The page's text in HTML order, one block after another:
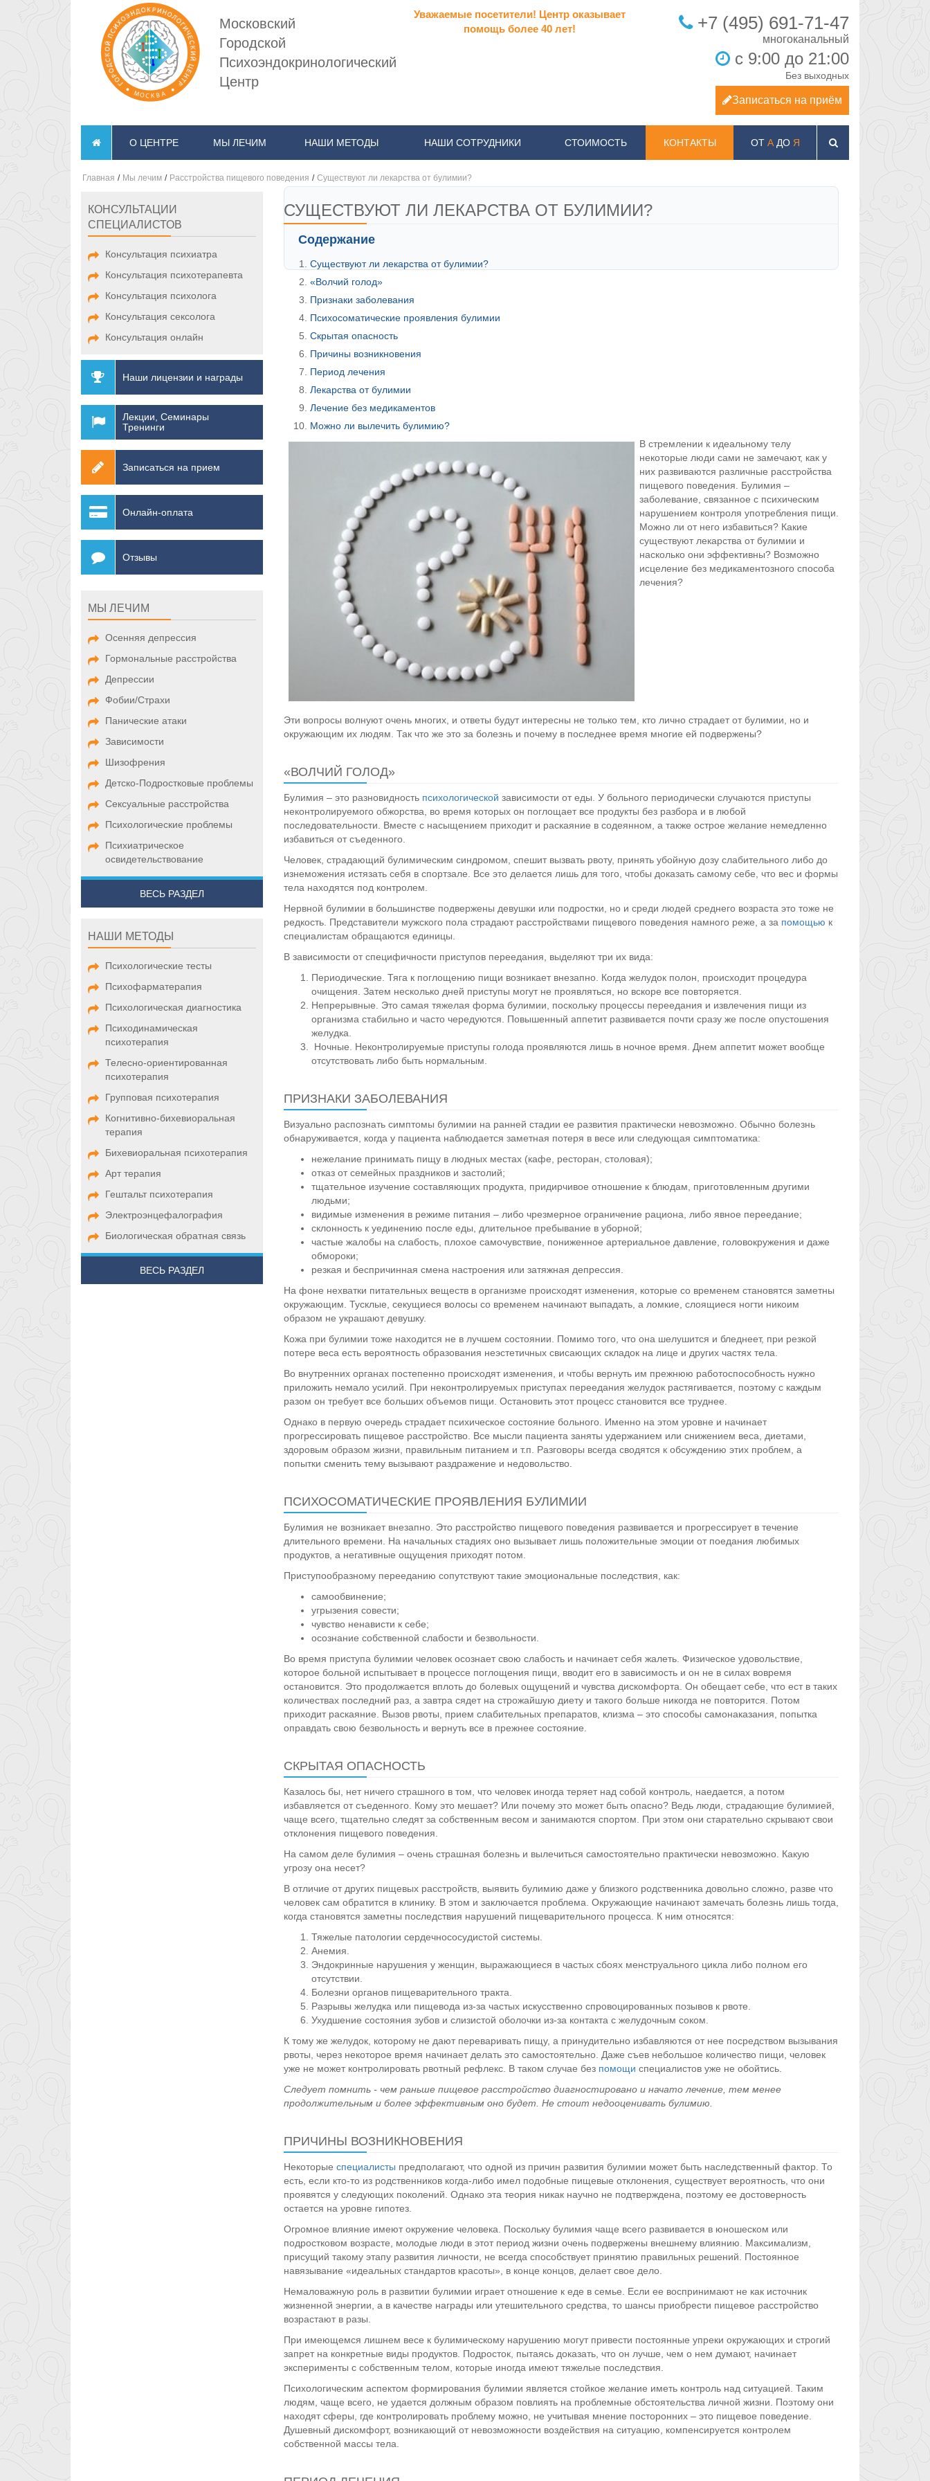
Московский
Городской
Психоэндокринологический
Центр
Уважаемые посетители! Центр оказывает
помощь более 40 лет!
+7 (495) 691-71-47
с 9:00 до 21:00
Без выходных
Записаться на приём
О ЦЕНТРЕ МЫ ЛЕЧИМ НАШИ МЕТОДЫ НАШИ СОТРУДНИКИ СТОИМОСТЬ КОНТАКТЫ ОТ АДО Я
Главная / Мы лечим / Расстройства пищевого поведения / Существуют ли лекарства от булимии?
КОНСУЛЬТАЦИИ
СПЕЦИАЛИСТОВ
Консультация психиатра
Консультация психотерапевта
Консультация психолога
Консультация сексолога
Консультация онлайн
Наши лицензии и награды
Лекции, Семинары
Тренинги
Записаться на прием
Онлайн-оплата
Отзывы
МЫ ЛЕЧИМ
Осенняя депрессия
Гормональные расстройства
Депрессии
Фобии/Страхи
Панические атаки
Зависимости
Шизофрения
Детско-Подростковые проблемы
Сексуальные расстройства
Психологические проблемы
Психиатрическое
освидетельствование
ВЕСЬ РАЗДЕЛ
НАШИ МЕТОДЫ
Психологические тесты
Психофарматерапия
Психологическая диагностика
Психодинамическая
психотерапия
Телесно-ориентированная
психотерапия
Групповая психотерапия
Когнитивно-бихевиоральная
терапия
Бихевиоральная психотерапия
Арт терапия
Гештальт психотерапия
Электроэнцефалография
Биологическая обратная связь
ВЕСЬ РАЗДЕЛ
СУЩЕСТВУЮТ ЛИ ЛЕКАРСТВА ОТ БУЛИМИИ?
Содержание
Существуют ли лекарства от булимии?
«Волчий голод»
Признаки заболевания
Психосоматические проявления булимии
Скрытая опасность
Причины возникновения
Период лечения
Лекарства от булимии
Лечение без медикаментов
Можно ли вылечить булимию?
В стремлении к идеальному телу
некоторые люди сами не замечают, как у
них развиваются различные расстройства
пищевого поведения. Булимия –
заболевание, связанное с психическим
нарушением контроля употребления пищи.
Можно ли от него избавиться? Какие
существуют лекарства от булимии и
насколько они эффективны? Возможно
исцеление без медикаментозного способа
лечения?
Эти вопросы волнуют очень многих, и ответы будут интересны не только тем, кто лично страдает от булимии, но и
окружающим их людям. Так что же это за болезнь и почему в последнее время многие ей подвержены?
«ВОЛЧИЙ ГОЛОД»
Булимия – это разновидность психологической зависимости от еды. У больного периодически случаются приступы
неконтролируемого обжорства, во время которых он поглощает все продукты без разбора и в любой
последовательности. Вместе с насыщением приходит и раскаяние в содеянном, а также острое желание немедленно
избавиться от съеденного.
Человек, страдающий булимическим синдромом, спешит вызвать рвоту, принять убойную дозу слабительного либо до
изнеможения истязать себя в спортзале. Все это делается лишь для того, чтобы доказать самому себе, что вес и формы
тела находятся под контролем.
Нервной булимии в большинстве подвержены девушки или подростки, но и среди людей среднего возраста это тоже не
редкость. Представители мужского пола страдают расстройствами пищевого поведения намного реже, а за помощью к
специалистам обращаются единицы.
В зависимости от специфичности приступов переедания, выделяют три их вида:
Периодические. Тяга к поглощению пищи возникает внезапно. Когда желудок полон, происходит процедура
очищения. Затем несколько дней приступы могут не проявляться, но вскоре все повторяется.
Непрерывные. Это самая тяжелая форма булимии, поскольку процессы переедания и извлечения пищи из
организма стабильно и часто чередуются. Повышенный аппетит развивается почти сразу же после опустошения
желудка.
Ночные. Неконтролируемые приступы голода проявляются лишь в ночное время. Днем аппетит может вообще
отсутствовать либо быть нормальным.
ПРИЗНАКИ ЗАБОЛЕВАНИЯ
Визуально распознать симптомы булимии на ранней стадии ее развития практически невозможно. Обычно болезнь
обнаруживается, когда у пациента наблюдается заметная потеря в весе или следующая симптоматика:
нежелание принимать пищу в людных местах (кафе, ресторан, столовая);
отказ от семейных праздников и застолий;
тщательное изучение составляющих продукта, придирчивое отношение к блюдам, приготовленным другими
людьми;
видимые изменения в режиме питания – либо чрезмерное ограничение рациона, либо явное переедание;
склонность к уединению после еды, длительное пребывание в уборной;
частые жалобы на слабость, плохое самочувствие, пониженное артериальное давление, головокружения и даже
обмороки;
резкая и беспричинная смена настроения или затяжная депрессия.
На фоне нехватки питательных веществ в организме происходят изменения, которые со временем становятся заметны
окружающим. Тусклые, секущиеся волосы со временем начинают выпадать, а ломкие, слоящиеся ногти никоим
образом не украшают девушку.
Кожа при булимии тоже находится не в лучшем состоянии. Помимо того, что она шелушится и бледнеет, при резкой
потере веса есть вероятность образования неэстетичных свисающих складок на лице и других частях тела.
Во внутренних органах постепенно происходят изменения, и чтобы вернуть им прежнюю работоспособность нужно
приложить немало усилий. При неконтролируемых приступах переедания желудок растягивается, поэтому с каждым
разом он требует все больших объемов пищи. Остановить этот процесс становится все труднее.
Однако в первую очередь страдает психическое состояние больного. Именно на этом уровне и начинает
прогрессировать пищевое расстройство. Все мысли пациента заняты удержанием или снижением веса, диетами,
здоровым образом жизни, правильным питанием и т.п. Разговоры всегда сводятся к обсуждению этих проблем, а
попытки сменить тему вызывают раздражение и недовольство.
ПСИХОСОМАТИЧЕСКИЕ ПРОЯВЛЕНИЯ БУЛИМИИ
Булимия не возникает внезапно. Это расстройство пищевого поведения развивается и прогрессирует в течение
длительного времени. На начальных стадиях оно вызывает лишь положительные эмоции от поедания любимых
продуктов, а негативные ощущения приходят потом.
Приступообразному перееданию сопутствуют такие эмоциональные последствия, как:
самообвинение;
угрызения совести;
чувство ненависти к себе;
осознание собственной слабости и безвольности.
Во время приступа булимии человек осознает свою слабость и начинает себя жалеть. Физическое удовольствие,
которое больной испытывает в процессе поглощения пищи, вводит его в зависимость и он не в силах вовремя
остановится. Это продолжается вплоть до болевых ощущений и чувства дискомфорта. Он обещает себе, что ест в таких
количествах последний раз, а завтра сядет на строжайшую диету и такого больше никогда не повторится. Потом
приходит раскаяние. Вызов рвоты, прием слабительных препаратов, клизма – это способы самонаказания, попытка
оправдать свою безвольность и вернуть все в прежнее состояние.
СКРЫТАЯ ОПАСНОСТЬ
Казалось бы, нет ничего страшного в том, что человек иногда теряет над собой контроль, наедается, а потом
избавляется от съеденного. Кому это мешает? Или почему это может быть опасно? Ведь люди, страдающие булимией,
чаще всего, тщательно следят за собственным весом и занимаются спортом. При этом они старательно скрывают свои
отклонения пищевого поведения.
На самом деле булимия – очень страшная болезнь и вылечиться самостоятельно практически невозможно. Какую
угрозу она несет?
В отличие от других пищевых расстройств, выявить булимию даже у близкого родственника довольно сложно, разве что
человек сам обратится в клинику. В этом и заключается проблема. Окружающие начинают замечать болезнь лишь тогда,
когда становятся заметны последствия нарушений пищеварительного процесса. К ним относятся:
Тяжелые патологии сердечнососудистой системы.
Анемия.
Эндокринные нарушения у женщин, выражающиеся в частых сбоях менструального цикла либо полном его
отсутствии.
Болезни органов пищеварительного тракта.
Разрывы желудка или пищевода из-за частых искусственно спровоцированных позывов к рвоте.
Ухудшение состояния зубов и слизистой оболочки из-за контакта с желудочным соком.
К тому же желудок, которому не дают переваривать пищу, а принудительно избавляются от нее посредством вызывания
рвоты, через некоторое время начинает делать это самостоятельно. Даже съев небольшое количество пищи, человек
уже не может контролировать рвотный рефлекс. В таком случае без помощи специалистов уже не обойтись.
Следует помнить - чем раньше пищевое расстройство диагностировано и начато лечение, тем менее
продолжительным и более эффективным оно будет. Не стоит недооценивать булимию.
ПРИЧИНЫ ВОЗНИКНОВЕНИЯ
Некоторые специалисты предполагают, что одной из причин развития булимии может быть наследственный фактор. То
есть, если кто-то из родственников когда-либо имел подобные пищевые отклонения, существует вероятность, что они
проявятся у следующих поколений. Однако эта теория никак научно не подтверждена, поэтому ее достоверность
остается на уровне гипотез.
Огромное влияние имеют окружение человека. Поскольку булимия чаще всего развивается в юношеском или
подростковом возрасте, молодые люди в этот период жизни очень подвержены внешнему влиянию. Максимализм,
присущий такому этапу развития личности, не всегда способствует принятию правильных решений. Постоянное
навязывание «идеальных стандартов красоты», в конце концов, делает свое дело.
Немаловажную роль в развитии булимии играет отношение к еде в семье. Если ее воспринимают не как источник
жизненной энергии, а в качестве награды или утешительного средства, то шансы приобрести пищевое расстройство
возрастают в разы.
При имеющемся лишнем весе к булимическому нарушению могут привести постоянные упреки окружающих и строгий
запрет на конкретные виды продуктов. Подросток, пытаясь доказать, что он лучше, чем о нем думают, начинает
эксперименты с собственным телом, которые иногда имеют тяжелые последствия.
Психологическим аспектом формирования булимии является стойкое желание иметь контроль над ситуацией. Таким
людям, чаще всего, не удается должным образом повлиять на проблемные обстоятельства личной жизни. Поэтому они
находят сферы, где контролировать проблему можно, не учитывая мнение посторонних – это пищевое поведение.
Душевный дискомфорт, возникающий от невозможности воздействия на ситуацию, компенсируется контролем
собственной массы тела.